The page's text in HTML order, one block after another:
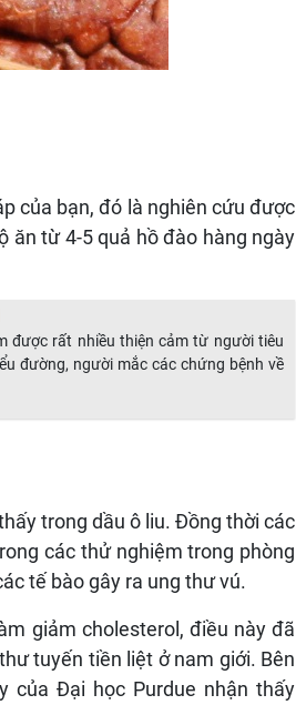
của bạn, đó là nghiên cứu được
ăn từ 4-5 quả hồ đào hàng ngày
được rất nhiều thiện cảm từ người tiêu
đường, người mắc các chứng bệnh về
trong dầu ô liu. Đồng thời các
các thử nghiệm trong phòng
tế bào gây ra ung thư vú.
giảm cholesterol, điều này đã
tuyến tiền liệt ở nam giới. Bên
của Đại học Purdue nhận thấy